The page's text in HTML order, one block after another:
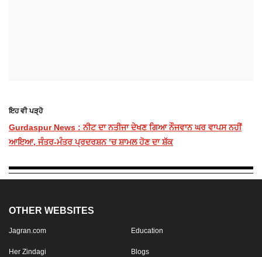
ਇਹ ਵੀ ਪੜ੍ਹੋ
Gurdaspur News : ਨੀਟ ਦਾ ਨਤੀਜਾ ਦੇਖਣ ਗਿਆ ਨੌਜਵਾਨ ਘਰ ਵਾਪਸ ਨਹੀਂ
ਆਇਆ, ਜੰਤਰ-ਮੰਤਰ ਪ੍ਰਦਰਸ਼ਨ ’ਚ ਸ਼ਾਮਲ ਹੋਣ ਦਾ ਸ਼ੱਕ
OTHER WEBSITES
Jagran.com Education
Her Zindagi Blogs